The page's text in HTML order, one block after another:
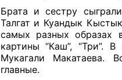
Брата и сестру
Талгат и Куандык
самых разных образах
картины “Каш”, “Три”.
Мукагали Макатаева.
главные.